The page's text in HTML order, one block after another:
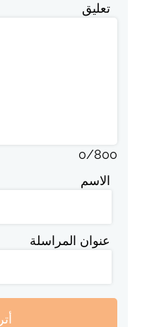
تعليق
0/800
الاسم
عنوان المراسلة